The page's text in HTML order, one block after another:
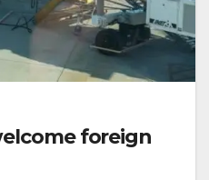
foreign